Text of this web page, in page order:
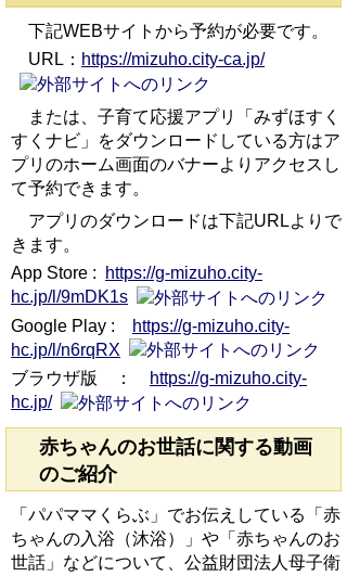
下記WEBサイトから予約が必要です。
URL： https://mizuho.city-ca.jp/
または、子育て応援アプリ「みずほすく
すくナビ」をダウンロードしている方はア
プリのホーム画面のバナーよりアクセスし
て予約できます。
アプリのダウンロードは下記URLよりで
きます。
App Store :
https://g-mizuho.city-
hc.jp/l/9mDK1s
Google Play :
https://g-mizuho.city-
hc.jp/l/n6rqRX
ブラウザ版 ：
https://g-mizuho.city-
hc.jp/
赤ちゃんのお世話に関する動画
のご紹介
「パパママくらぶ」でお伝えしている「赤
ちゃんの入浴（沐浴）」や「赤ちゃんのお
世話」などについて、公益財団法人母子衛